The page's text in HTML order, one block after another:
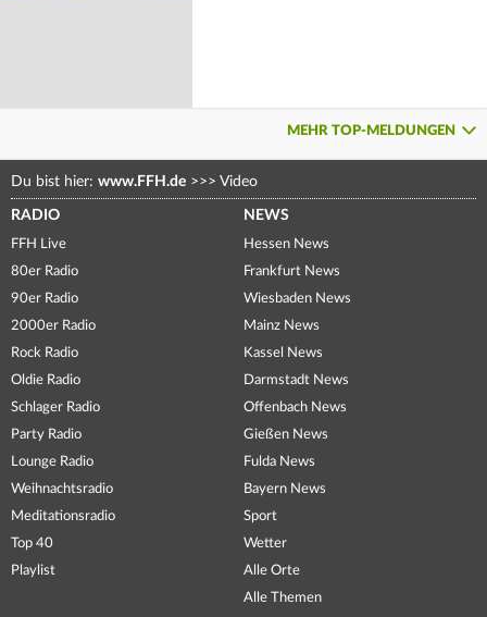
MEHR TOP-MELDUNGEN
Du bist hier: www.FFH.de >>> Video
RADIO
FFH Live
80er Radio
90er Radio
2000er Radio
Rock Radio
Oldie Radio
Schlager Radio
Party Radio
Lounge Radio
Weihnachtsradio
Meditationsradio
Top 40
Playlist
NEWS
Hessen News
Frankfurt News
Wiesbaden News
Mainz News
Kassel News
Darmstadt News
Offenbach News
Gießen News
Fulda News
Bayern News
Sport
Wetter
Alle Orte
Alle Themen